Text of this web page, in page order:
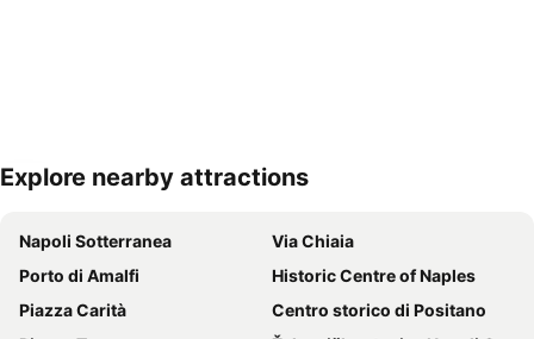
Explore nearby attractions
Napoli Sotterranea
Via Chiaia
Porto di Amalfi
Historic Centre of Naples
Piazza Carità
Centro storico di Positano